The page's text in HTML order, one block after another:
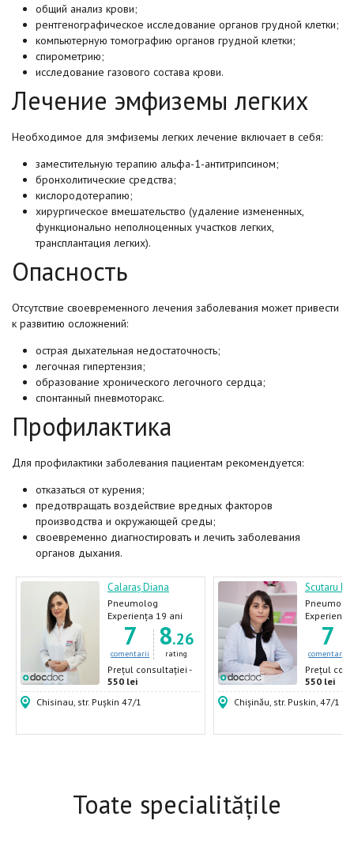
общий анализ крови;
рентгенографическое исследование органов грудной клетки;
компьютерную томографию органов грудной клетки;
спирометрию;
исследование газового состава крови.
Лечение эмфиземы легких
Необходимое для эмфиземы легких лечение включает в себя:
заместительную терапию альфа-1-антитрипсином;
бронхолитические средства;
кислородотерапию;
хирургическое вмешательство (удаление измененных,
функционально неполноценных участков легких,
трансплантация легких).
Опасность
Отсутствие своевременного лечения заболевания может привести
к развитию осложнений:
острая дыхательная недостаточность;
легочная гипертензия;
образование хронического легочного сердца;
спонтанный пневмоторакс.
Профилактика
Для профилактики заболевания пациентам рекомендуется:
отказаться от курения;
предотвращать воздействие вредных факторов
производства и окружающей среды;
своевременно диагностировать и лечить заболевания
органов дыхания.
Calaraș Diana
Pneumolog
Experiența 19 ani
7
comentarii
8.26
rating
Prețul consultației -
550 lei
Chisinau, str. Pușkin 47/1
Scutaru
Experiența
7
comentarii
Prețul
550 lei
Chișinău, str. Puskin, 47/1
Toate specialitățile